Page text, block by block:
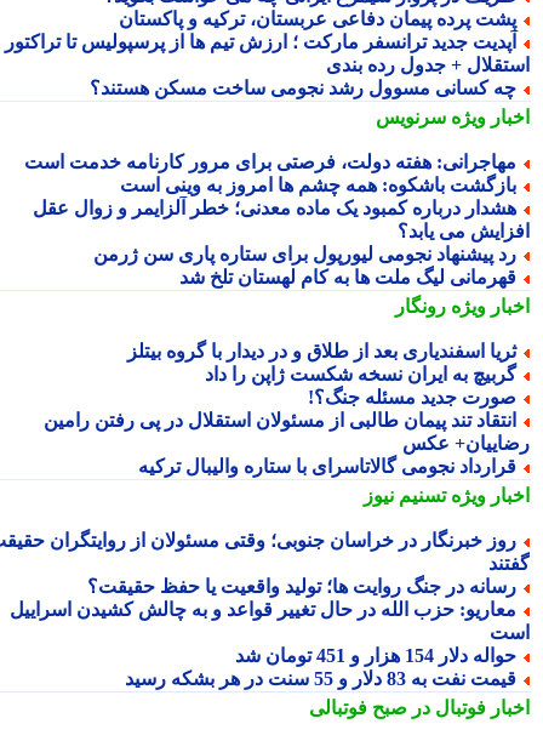
پرده پیمان دفاعی عربستان، ترکیه و پاکستان
جدید ترانسفر مارکت ؛ ارزش تیم ها از پرسپولیس تا تراکتور و
+ جدول رده بندی
کسانی مسوول رشد نجومی ساخت مسکن هستند؟
ویژهسرنویس
هفته دولت، فرصتی برای مرور کارنامه خدمت است
باشکوه: همه چشم ها امروز به وینی است
درباره کمبود یک ماده معدنی؛ خطر آلزایمر و زوال عقل
می یابد؟
پیشنهاد نجومی لیورپول برای ستاره پاری سن ژرمن
لیگ ملت ها به کام لهستان تلخ شد
ویژهرونگار
اسفندیاری بعد از طلاق و در دیدار با گروه بیتلز
به ایران نسخه شکست ژاپن را داد
جدید مسئله جنگ؟!
تند پیمان طالبی از مسئولان استقلال در پی رفتن رامین
عکس
نجومی گالاتاسرای با ستاره والیبال ترکیه
ویژهتسنیم نیوز
خبرنگار در خراسان جنوبی؛ وقتی مسئولان از روایتگران حقیقت
در جنگ روایت ها؛ تولید واقعیت یا حفظ حقیقت؟
حزب الله در حال تغییر قواعد و به چالش کشیدن اسراییل
دلار 154 هزار و 451 تومان شد
نفت به 83 دلار و 55 سنت در هر بشکه رسید
فوتبال در صبح فوتبالی